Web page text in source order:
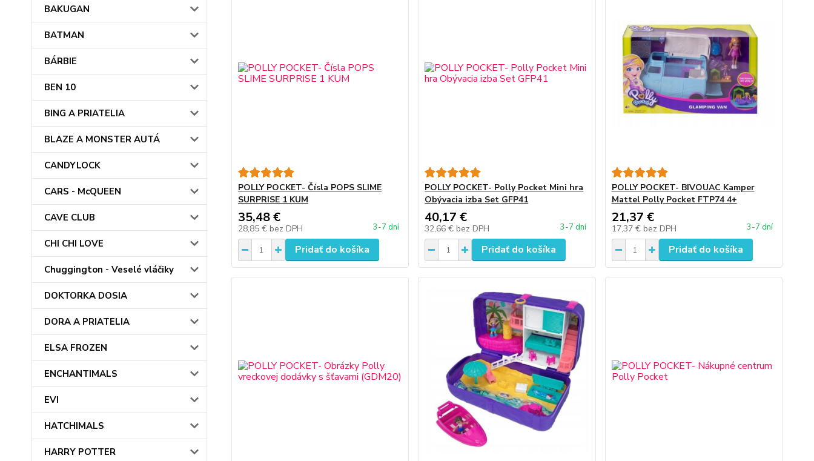
BAKUGAN
BATMAN
BÁRBIE
BEN 10
BING A PRIATELIA
BLAZE A MONSTER AUTÁ
CANDYLOCK
CARS - McQUEEN
CAVE CLUB
CHI CHI LOVE
Chuggington - Veselé vláčiky
DOKTORKA DOSIA
DORA A PRIATELIA
ELSA FROZEN
ENCHANTIMALS
EVI
HATCHIMALS
HARRY POTTER
POLLY POCKET- Čísla POPS SLIME
SURPRISE 1 KUM
35,48 €
28,85 € bez DPH 3-7 dní
Pridať do košíka
POLLY POCKET- Polly Pocket Mini hra
Obývacia izba Set GFP41
40,17 €
32,66 € bez DPH 3-7 dní
Pridať do košíka
POLLY POCKET- BIVOUAC Kamper
Mattel Polly Pocket FTP74 4+
21,37 €
17,37 € bez DPH 3-7 dní
Pridať do košíka